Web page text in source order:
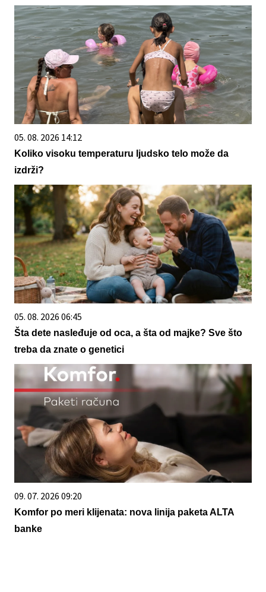
05. 08. 2026 14:12
Koliko visoku temperaturu ljudsko telo može da
izdrži?
05. 08. 2026 06:45
Šta dete nasleđuje od oca, a šta od majke? Sve što
treba da znate o genetici
09. 07. 2026 09:20
Komfor po meri klijenata: nova linija paketa ALTA
banke